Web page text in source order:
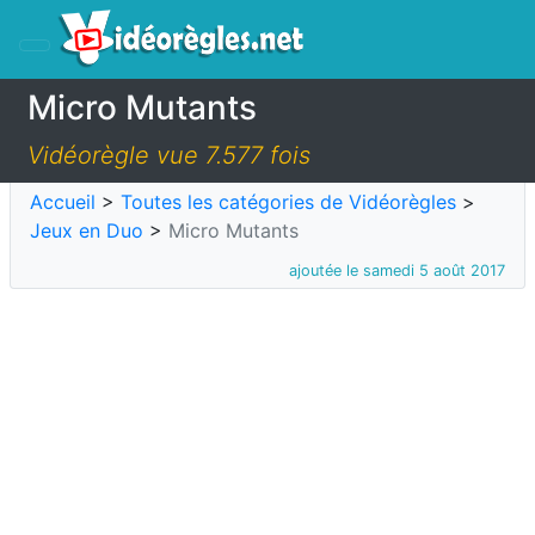
Micro Mutants
Vidéorègle vue 7.577 fois
Accueil > Toutes les catégories de Vidéorègles >
Jeux en Duo > Micro Mutants
ajoutée le samedi 5 août 2017